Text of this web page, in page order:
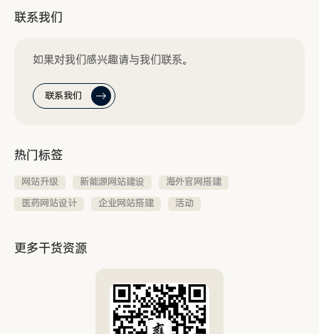
联系我们
如果对我们感兴趣请与我们联系。
联系我们
热门标签
网站升级 新能源网站建设
海外官网搭建
医药网站设计
企业网站搭建 活动
更多干货资源